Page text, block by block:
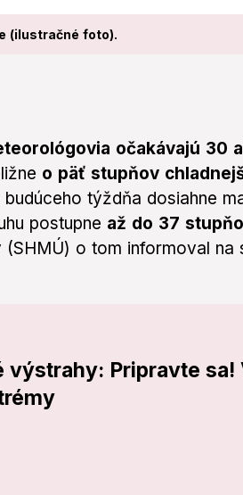
(ilustračné foto).
očakávajú 30
o päť stupňov
týždňa dosiahne
postupne až do 37
o tom informoval na
výstrahy: Pripravte